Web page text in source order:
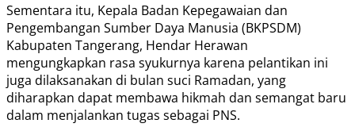
Sementara itu, Kepala Badan Kepegawaian dan
Pengembangan Sumber Daya Manusia (BKPSDM)
Kabupaten Tangerang, Hendar Herawan
mengungkapkan rasa syukurnya karena pelantikan ini
juga dilaksanakan di bulan suci Ramadan, yang
diharapkan dapat membawa hikmah dan semangat baru
dalam menjalankan tugas sebagai PNS.